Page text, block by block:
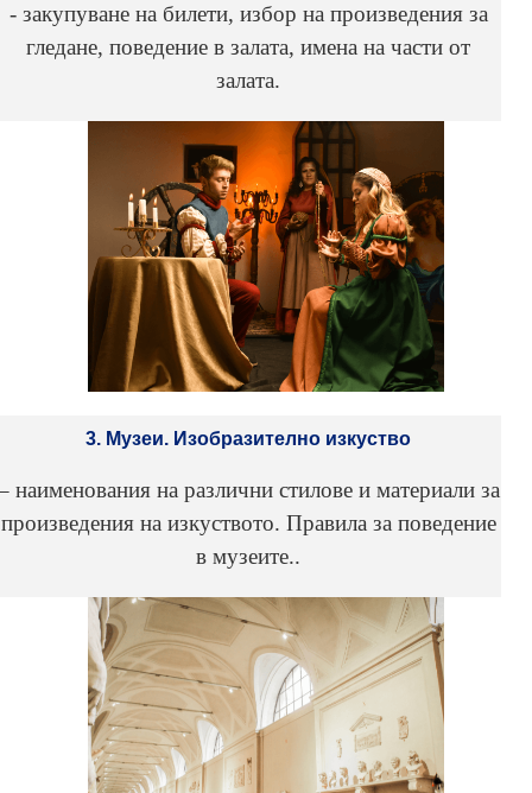
- закупуване на билети, избор на произведения за
гледане, поведение в залата, имена на части от
залата.
3. Музеи. Изобразително изкуство
наименования на различни стилове и материали за
произведения на изкуството. Правила за поведение
в музеите..